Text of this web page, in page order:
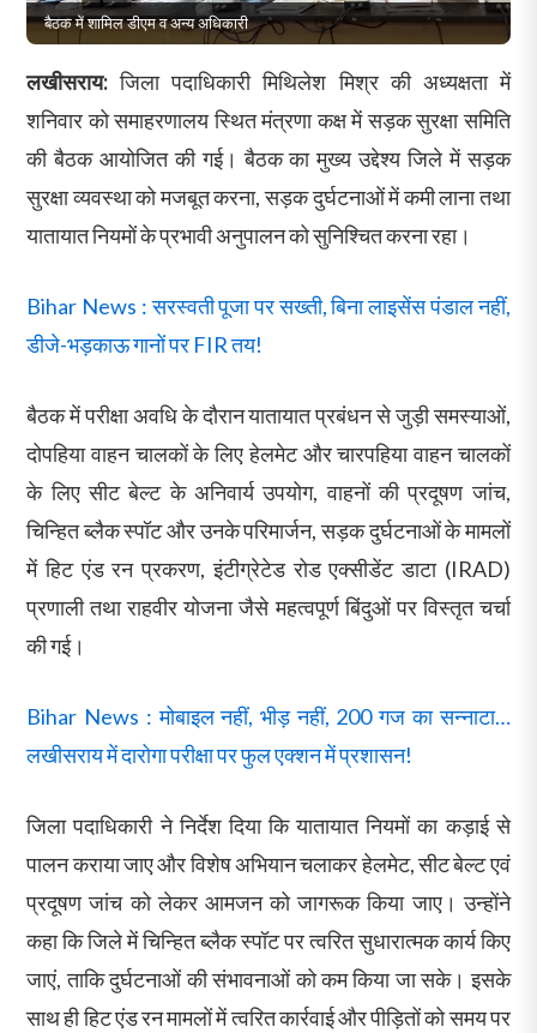
बैठक में शामिल डीएम व अन्य अधिकारी
लखीसराय:जिला पदाधिकारी मिथिलेश मिश्र की अध्यक्षता में
शनिवार को समाहरणालय स्थित मंत्रणा कक्ष में सड़क सुरक्षा समिति
की बैठक आयोजित की गई। बैठक का मुख्य उद्देश्य जिले में सड़क
सुरक्षा व्यवस्था को मजबूत करना, सड़क दुर्घटनाओं में कमी लाना तथा
यातायात नियमों के प्रभावी अनुपालन को सुनिश्चित करना रहा।
Bihar News : सरस्वती पूजा पर सख्ती, बिना लाइसेंस पंडाल नहीं,
डीजे-भड़काऊ गानों पर FIR तय!
बैठक में परीक्षा अवधि के दौरान यातायात प्रबंधन से जुड़ी समस्याओं,
दोपहिया वाहन चालकों के लिए हेलमेट और चारपहिया वाहन चालकों
के लिए सीट बेल्ट के अनिवार्य उपयोग, वाहनों की प्रदूषण जांच,
चिन्हित ब्लैक स्पॉट और उनके परिमार्जन, सड़क दुर्घटनाओं के मामलों
में हिट एंड रन प्रकरण, इंटीग्रेटेड रोड एक्सीडेंट डाटा (IRAD)
प्रणाली तथा राहवीर योजना जैसे महत्वपूर्ण बिंदुओं पर विस्तृत चर्चा
की गई।
Bihar News : मोबाइल नहीं, भीड़ नहीं, 200 गज का सन्नाटा…
लखीसराय में दारोगा परीक्षा पर फुल एक्शन में प्रशासन!
जिला पदाधिकारी ने निर्देश दिया कि यातायात नियमों का कड़ाई से
पालन कराया जाए और विशेष अभियान चलाकर हेलमेट, सीट बेल्ट एवं
प्रदूषण जांच को लेकर आमजन को जागरूक किया जाए। उन्होंने
कहा कि जिले में चिन्हित ब्लैक स्पॉट पर त्वरित सुधारात्मक कार्य किए
जाएं, ताकि दुर्घटनाओं की संभावनाओं को कम किया जा सके। इसके
साथ ही हिट एंड रन मामलों में त्वरित कार्रवाई और पीड़ितों को समय पर